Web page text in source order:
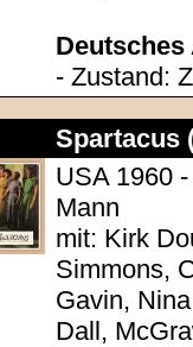
Deutsches
- Zustand:
Spartacus
USA 1960
Mann
mit: Kirk
Simmons,
Gavin,
Dall,